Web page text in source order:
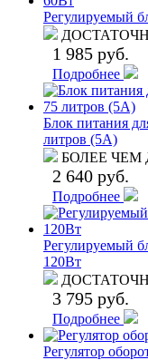
Регулируемый
1 985 руб.
Подробнее
Блок питания
литров (5A)
БОЛЕЕ ЧЕМ
2 640 руб.
Подробнее
Регулируемый
120Вт
3 795 руб.
Подробнее
Регулятор